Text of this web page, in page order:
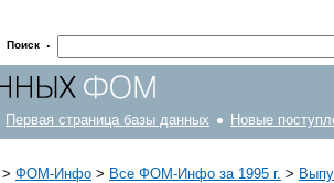
Поиск ·
Первая страница базы данных Новые
> ФOM-Инфо > Все ФОМ-Инфо за 1995 г. >